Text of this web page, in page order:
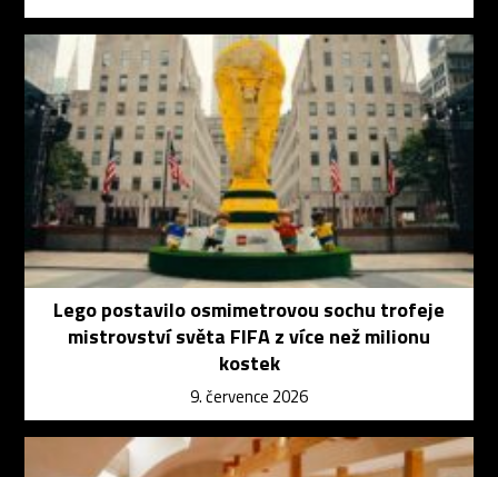
Lego postavilo osmimetrovou sochu trofeje
mistrovství světa FIFA z více než milionu
kostek
9. července 2026